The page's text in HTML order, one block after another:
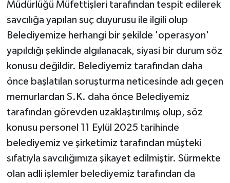
Müdürlüğü Müfettişleri tarafından tespit edilerek
savcılığa yapılan suç duyurusu ile ilgili olup
Belediyemize herhangi bir şekilde 'operasyon'
yapıldığı şeklinde algılanacak, siyasi bir durum söz
konusu değildir. Belediyemiz tarafından daha
önce başlatılan soruşturma neticesinde adı geçen
memurlardan S.K. daha önce Belediyemiz
tarafından görevden uzaklaştırılmış olup, söz
konusu personel 11 Eylül 2025 tarihinde
belediyemiz ve şirketimiz tarafından müşteki
sıfatıyla savcılığımıza şikayet edilmiştir. Sürmekte
olan adli işlemler belediyemiz tarafından da